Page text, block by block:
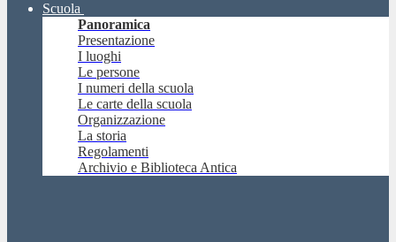
Scuola
Panoramica
Presentazione
I luoghi
Le persone
I numeri della scuola
Le carte della scuola
Organizzazione
La storia
Regolamenti
Archivio e Biblioteca Antica